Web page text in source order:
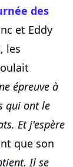
des
et Eddy
les
épreuve à
qui ont le
Et j'espère
que son
Il se